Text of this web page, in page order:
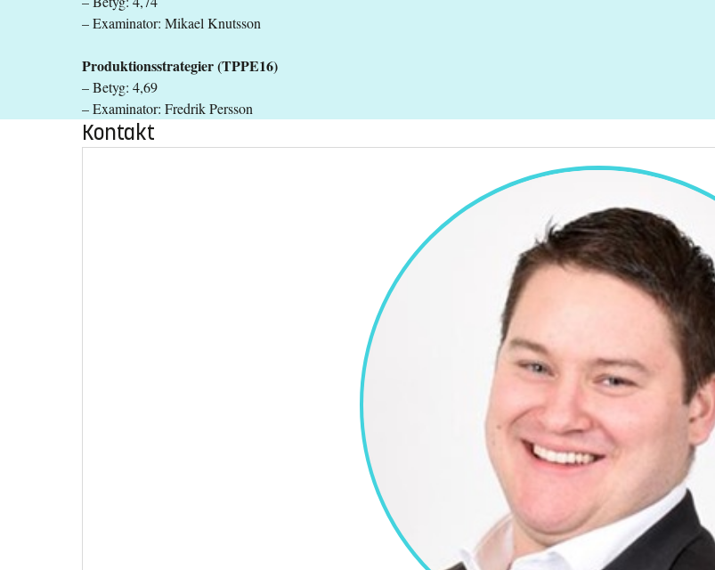
– Examinator: Mikael Knutsson
Produktionsstrategier (TPPE16)
– Betyg: 4,69
– Examinator: Fredrik Persson
Kontakt